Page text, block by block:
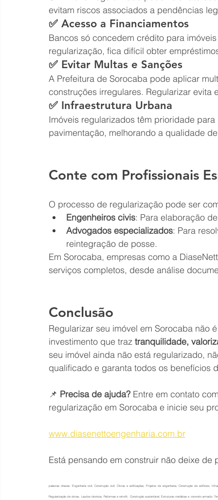
evitam riscos associados a pendências
✅ Acesso a Financiamentos
Bancos só concedem crédito para
regularização, fica difícil obter
✅ Evitar Multas e Sanções
A Prefeitura de Sorocaba pode aplicar
construções irregulares. Regularizar evita
✅ Infraestrutura Urbana
Imóveis regularizados têm prioridade
pavimentação, melhorando a qualidade
Conte com Profissionais
O processo de regularização pode ser
Engenheiros civis: Para elaboração
Advogados especializados: Para
reintegração de posse.
Em Sorocaba, empresas como a
serviços completos, desde análise
Conclusão
Regularizar seu imóvel em Sorocaba não
investimento que traz tranquilidade,
seu imóvel ainda não está regularizado,
qualificado e garanta todos os benefícios
📌 Precisa de ajuda? Entre em contato
regularização em Sorocaba e inicie seu
www.diasenettoengenharia.com.br
Está pensando em construir não deixe
palavras chaves: Engenharia civil; Construção civil; Obras e edificações; Projetos de engenharia; Construção de edifícios;
Regularização de obras; Laudos técnicos; Reformas e retrofit; Construção sustentável; Estruturas metálicas e concreto armado;